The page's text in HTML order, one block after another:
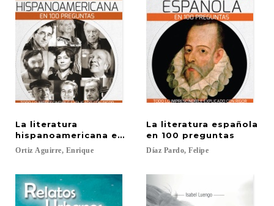
La literatura
hispanoamericana en 100 preguntas
Ortiz Aguirre, Enrique
La literatura española
en 100 preguntas
Díaz Pardo, Felipe